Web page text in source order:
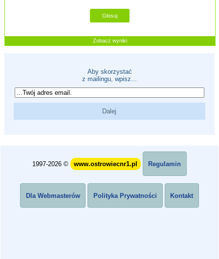
Zobacz wyniki
Aby skorzystać
z mailingu, wpisz...
1997-2026 © www.ostrowiecnr1.pl Regulamin
Dla Webmasterów Polityka Prywatności Kontakt